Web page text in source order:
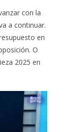
con la
a continuar.
en
O
2025 en